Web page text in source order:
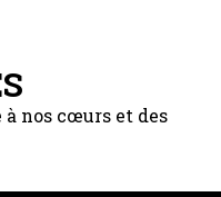
à nos cœurs et des